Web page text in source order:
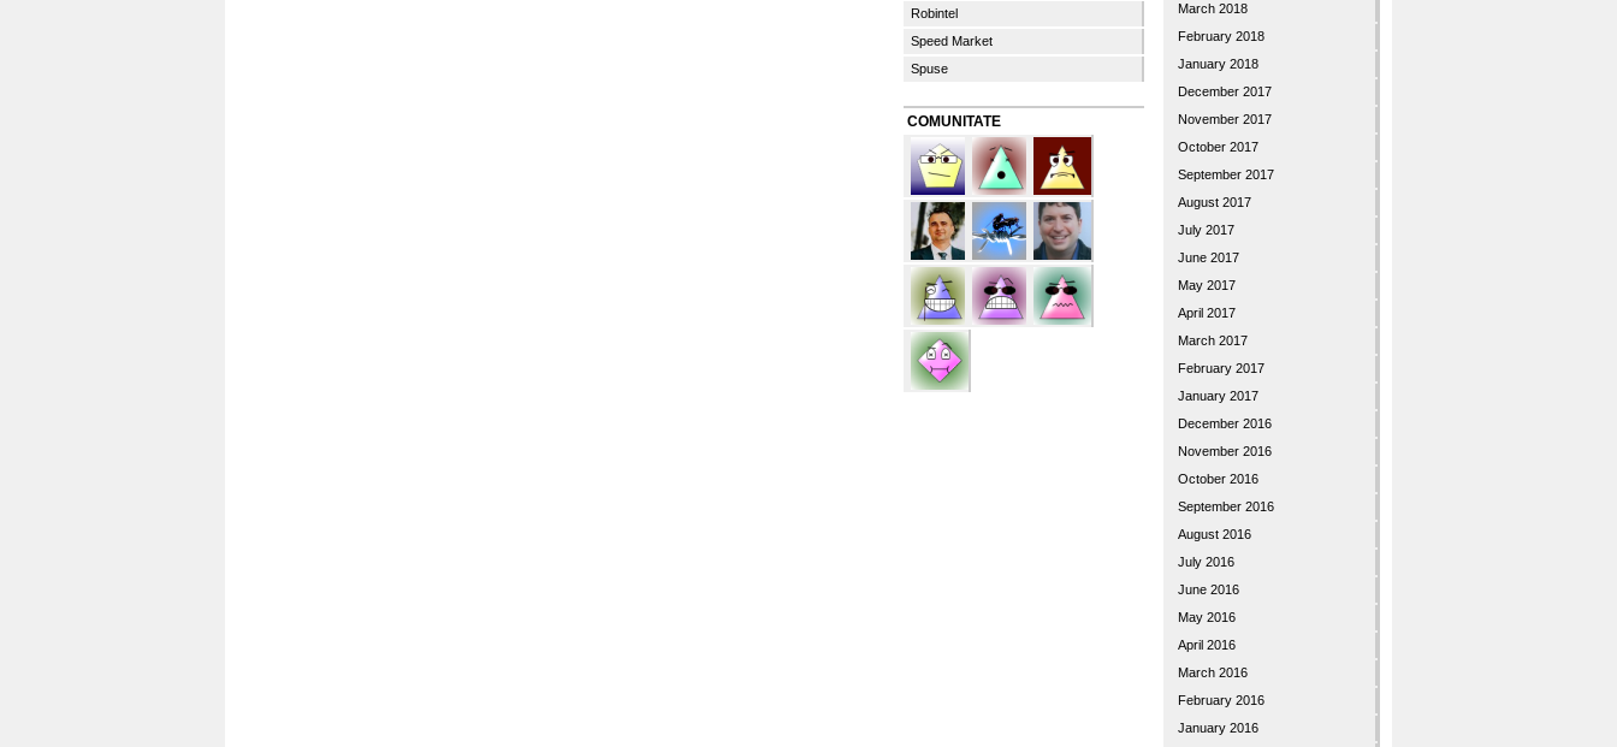
Robintel
Speed Market
Spuse
COMUNITATE
March 2018
February 2018
January 2018
December 2017
November 2017
October 2017
September 2017
August 2017
July 2017
June 2017
May 2017
April 2017
March 2017
February 2017
January 2017
December 2016
November 2016
October 2016
September 2016
August 2016
July 2016
June 2016
May 2016
April 2016
March 2016
February 2016
January 2016